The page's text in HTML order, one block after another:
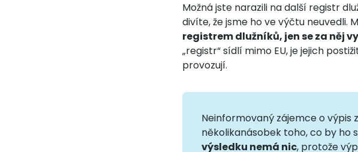
Možná jste narazili na další registr
divíte, že jsme ho ve výčtu neuvedli.
registrem dlužníků, jen se za něj
„registr“ sídlí mimo EU, je jejich
provozují.
Neinformovaný zájemce o výpis
několikanásobek toho, co by ho
výsledku nemá nic, protože